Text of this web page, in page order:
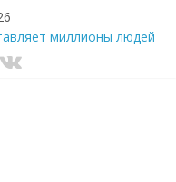
миллионы людей
креме этим летом
кокосовая вода с